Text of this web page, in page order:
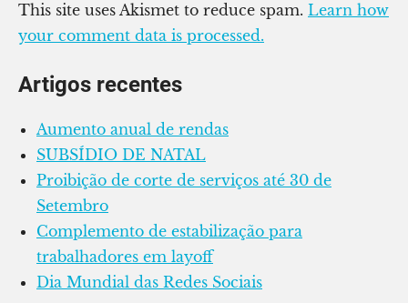
This site uses Akismet to reduce spam. Learn how
your comment data is processed.
Artigos recentes
Aumento anual de rendas
SUBSÍDIO DE NATAL
Proibição de corte de serviços até 30 de
Setembro
Complemento de estabilização para
trabalhadores em layoff
Dia Mundial das Redes Sociais